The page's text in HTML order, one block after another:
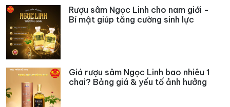
Rượu sâm Ngọc Linh cho nam giới -
Bí mật giúp tăng cường sinh lực
Giá rượu sâm Ngọc Linh bao nhiêu 1
chai? Bảng giá & yếu tố ảnh hưởng